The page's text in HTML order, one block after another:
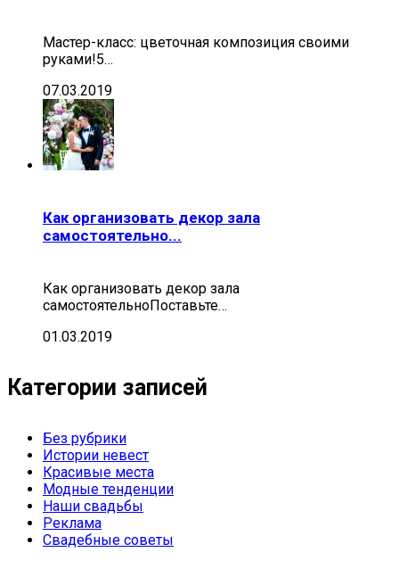
Мастер-класс: цветочная композиция своими
руками!5…
07.03.2019
Как организовать декор зала
самостоятельно...
Как организовать декор зала
самостоятельноПоставьте…
01.03.2019
Категории записей
Без рубрики
Истории невест
Красивые места
Модные тенденции
Наши свадьбы
Реклама
Свадебные советы